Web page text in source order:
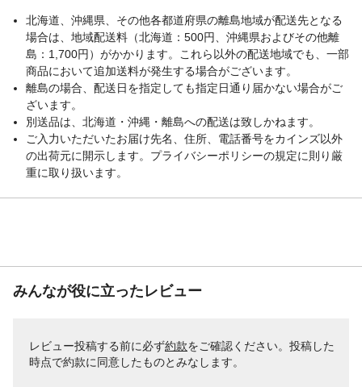
北海道、沖縄県、その他各都道府県の離島地域が配送先となる
場合は、地域配送料（北海道：500円、沖縄県およびその他離
島：1,700円）がかかります。これら以外の配送地域でも、一部
商品において追加送料が発生する場合がございます。
離島の場合、配送日を指定しても指定日通り届かない場合がご
ざいます。
別送品は、北海道・沖縄・離島への配送は致しかねます。
ご入力いただいたお届け先名、住所、電話番号をカインズ以外
の出荷元に開示します。プライバシーポリシーの規定に則り厳
重に取り扱います。
みんなが役に立ったレビュー
レビュー投稿する前に必ず約款をご確認ください。投稿した
時点で約款に同意したものとみなします。